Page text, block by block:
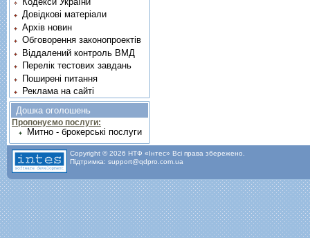
Довідкові матеріали
Архів новин
Обговорення законопроектів
Віддалений контроль ВМД
Перелік тестових завдань
Поширені питання
Реклама на сайті
Дошка оголошень
Пропонуємо послуги:
Митно - брокерські послуги
Copyright © 2026 НТФ «Інтес» Всі права збережено.
Підтримка: support@qdpro.com.ua